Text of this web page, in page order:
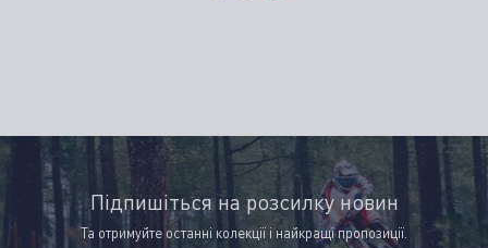
Підпишіться на розсилку новин
Та отримуйте останні колекції і найкращі пропозиції.